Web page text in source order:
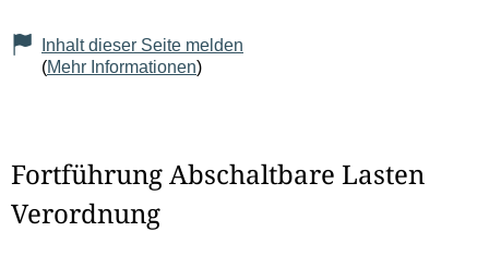
Inhalt dieser Seite melden
(Mehr Informationen)
Fortführung Abschaltbare Lasten
Verordnung